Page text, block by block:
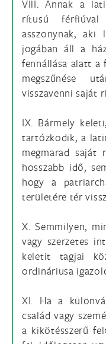
VIlI. Annak a
rítusú
asszonynak,
jogában áll a
fennállása alatt a
megszűnése
visszavenni saját
IX. Bármely
tartózkodik, a
megmarad saját
hosszabb idő,
hogy a
területére tér
X. Semmilyen,
vagy szerzetes
keletit tagjai
ordináriusa
XI. Ha a
család vagy
a kikötésszerű